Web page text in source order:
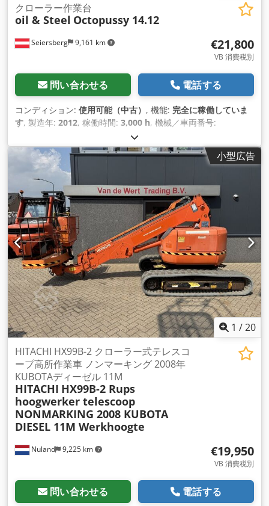
Seiersberg 9,161 km
クローラー作業台
oil & Steel Octopussy 14.12
€21,800
VB 消費税別
問い合わせる 電話する
コンディション: 使用可能（中古） , 機能: 完全に稼働していま
す, 製造年: 2012, 稼働時間: 3,000 h, 機械／車両番号:
200 kg（キログラム）
mm, 揚力:200 kg/m, 総重量:1,650 kg（キログラム）, 空車
重量: 1,650 kg（キログラム）, 輸送幅:1,400 mm, 輸送高さ:
2,000 mm, 建設高:
料の種類:ハイブリッド, 燃料タンク容量:5 l, タイヤの状態:
パーセント, 色:白色, 最大積載重量:200 kg（キログラム）, 運
転質量:1,650 kg（キログラム） ,
小型広告
1 /20
Nuland 9,225 km
HITACHI HX99B-2 クローラー式テレスコ
ープ高所作業車 ノンマーキング 2008年
KUBOTAディーゼル 11M
HITACHI HX99B-2 Rups
hoogwerker telescoop
NONMARKING 2008 KUBOTA
DIESEL 11M Werkhoogte
€19,950
VB 消費税別
問い合わせる 電話する